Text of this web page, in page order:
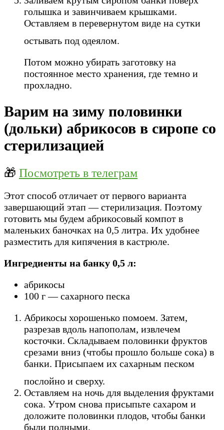
голышка и завинчиваем крышками.
Оставляем в перевернутом виде на сутки
остывать под одеялом.
Потом можно убирать заготовку на
постоянное место хранения, где темно и
прохладно.
Варим на зиму половинки
(дольки) абрикосов в сиропе со
стерилизацией
🎁 Посмотреть в телеграм
Этот способ отличает от первого варианта
завершающий этап — стерилизация. Поэтому
готовить мы будем абрикосовый компот в
маленьких баночках на 0,5 литра. Их удобнее
разместить для кипячения в кастрюле.
Ингредиенты на банку 0,5 л:
абрикосы
100 г — сахарного песка
Абрикосы хорошенько помоем. Затем,
разрезав вдоль напополам, извлечем
косточки. Складываем половинки фруктов
срезами вниз (чтобы прошло больше сока) в
банки. Присыпаем их сахарным песком
послойно и сверху.
Оставляем на ночь для выделения фруктами
сока. Утром снова присыпьте сахаром и
доложите половинки плодов, чтобы банки
были полными.